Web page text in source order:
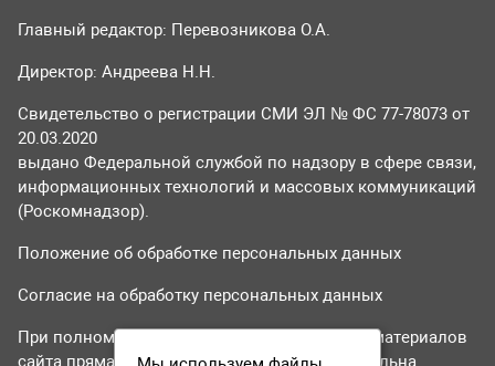
Главный редактор: Перевозникова О.А.
Директор: Андреева Н.Н.
Свидетельство о регистрации СМИ ЭЛ № ФС 77-78073 от
20.03.2020
выдано Федеральной службой по надзору в сфере связи,
информационных технологий и массовых коммуникаций
(Роскомнадзор).
Положение об обработке персональных данных
Согласие на обработку персональных данных
При полном или частичном использовании материалов
сайта прямая гиперссылка на tvr24.tv обязательна.